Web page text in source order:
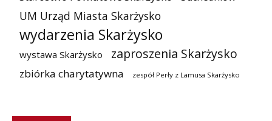
UM Urząd Miasta Skarżysko
wydarzenia Skarżysko
wystawa Skarżysko zaproszenia Skarżysko
zbiórka charytatywna zespół Perły z Lamusa Skarżysko